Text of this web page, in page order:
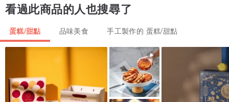
友一起慶祝這個神秘的節慶，我們特別打造了這個令人驚艷的甜點禮
黑貓：啾咪巧克｜70%比利時巧克力苦甜交錯散發成熟魅力。
科學怪人：開心奇蹟｜新鮮開心果研磨成粒，擄獲甜點控的心。
虎牙怪：草莓農場｜法國新鮮草莓急凍重現鮮採好味道。
看過此商品的人也搜尋了
蛋糕/甜點 品味美食 手工製作的 蛋糕/甜點